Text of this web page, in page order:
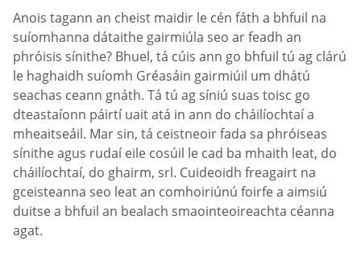
Anois tagann an cheist maidir le cén fáth a bhfuil na
suíomhanna dátaithe gairmiúla seo ar feadh an
phróisis sínithe? Bhuel, tá cúis ann go bhfuil tú ag clárú
le haghaidh suíomh Gréasáin gairmiúil um dhátú
seachas ceann gnáth. Tá tú ag síniú suas toisc go
dteastaíonn páirtí uait atá in ann do cháilíochtaí a
mheaitseáil. Mar sin, tá ceistneoir fada sa phróiseas
sínithe agus rudaí eile cosúil le cad ba mhaith leat, do
cháilíochtaí, do ghairm, srl. Cuideoidh freagairt na
gceisteanna seo leat an comhoiriúnú foirfe a aimsiú
duitse a bhfuil an bealach smaointeoireachta céanna
agat.